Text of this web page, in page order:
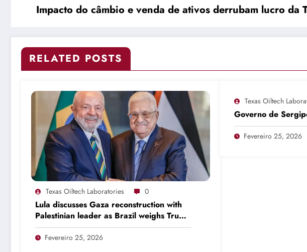
Impacto do câmbio e venda de ativos derrubam lucro
RELATED POSTS
Texas Oiltech Laboratories 0
Lula discusses Gaza reconstruction with
Palestinian leader as Brazil weighs Trump
invitation
Fevereiro 25, 2026
Texas Oiltech
Governo de
Fevereiro 25, 2026